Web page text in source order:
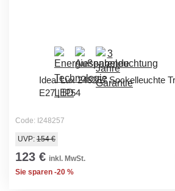
Ideal Lux 248257 Sockelleuchte
E27 | IP54
Code: I248257
UVP: 154 €
123 € inkl. MwSt.
Sie sparen -20 %